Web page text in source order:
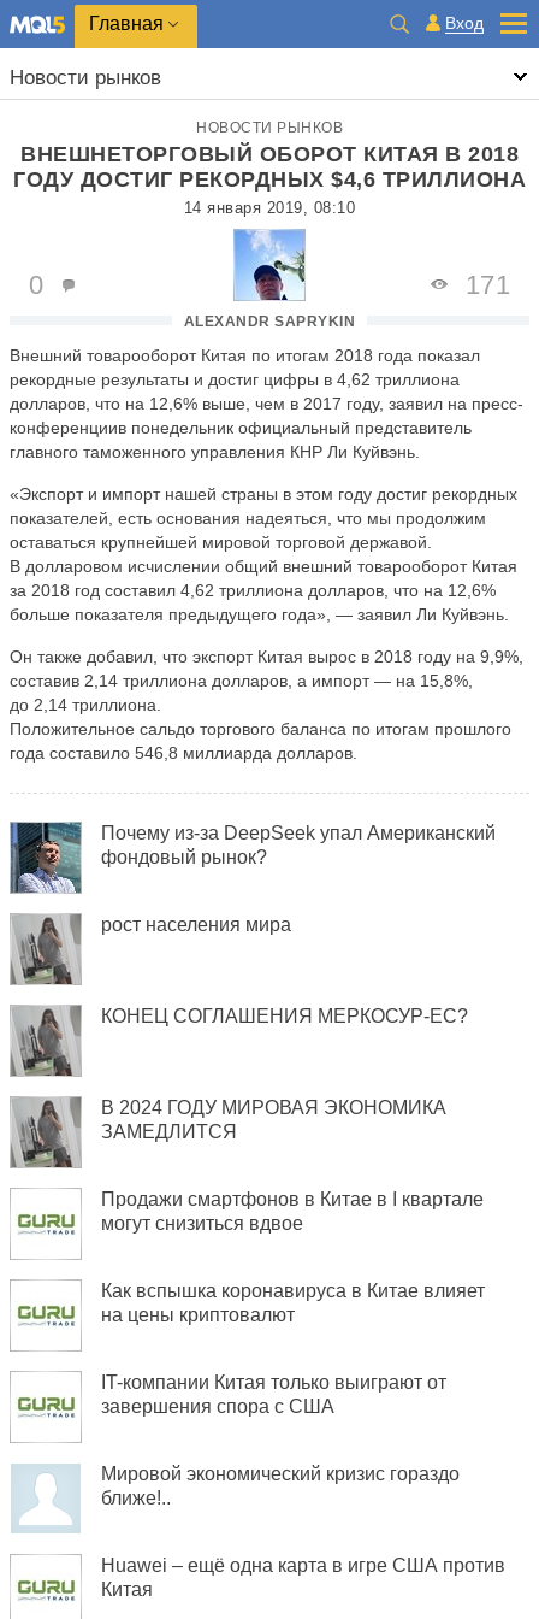
Главная Вход
Новости рынков
НОВОСТИ РЫНКОВ
ВНЕШНЕТОРГОВЫЙ ОБОРОТ КИТАЯ В 2018
ГОДУ ДОСТИГ РЕКОРДНЫХ $4,6 ТРИЛЛИОНА
14 января 2019, 08:10
ALEXANDR SAPRYKIN
0 171
Внешний товарооборот Китая по итогам 2018 года показал
рекордные результаты и достиг цифры в 4,62 триллиона
долларов, что на 12,6% выше, чем в 2017 году, заявил на пресс-
конференциив понедельник официальный представитель
главного таможенного управления КНР Ли Куйвэнь.
«Экспорт и импорт нашей страны в этом году достиг рекордных
показателей, есть основания надеяться, что мы продолжим
оставаться крупнейшей мировой торговой державой.
В долларовом исчислении общий внешний товарооборот Китая
за 2018 год составил 4,62 триллиона долларов, что на 12,6%
больше показателя предыдущего года», — заявил Ли Куйвэнь.
Он также добавил, что экспорт Китая вырос в 2018 году на 9,9%,
составив 2,14 триллиона долларов, а импорт — на 15,8%,
до 2,14 триллиона.
Положительное сальдо торгового баланса по итогам прошлого
года составило 546,8 миллиарда долларов.
Почему из-за DeepSeek упал Американский
фондовый рынок?
рост населения мира
КОНЕЦ СОГЛАШЕНИЯ МЕРКОСУР-ЕС?
В 2024 ГОДУ МИРОВАЯ ЭКОНОМИКА
ЗАМЕДЛИТСЯ
Продажи смартфонов в Китае в I квартале
могут снизиться вдвое
Как вспышка коронавируса в Китае влияет
на цены криптовалют
IT-компании Китая только выиграют от
завершения спора с США
Мировой экономический кризис гораздо
ближе!..
Huawei – ещё одна карта в игре США против
Китая